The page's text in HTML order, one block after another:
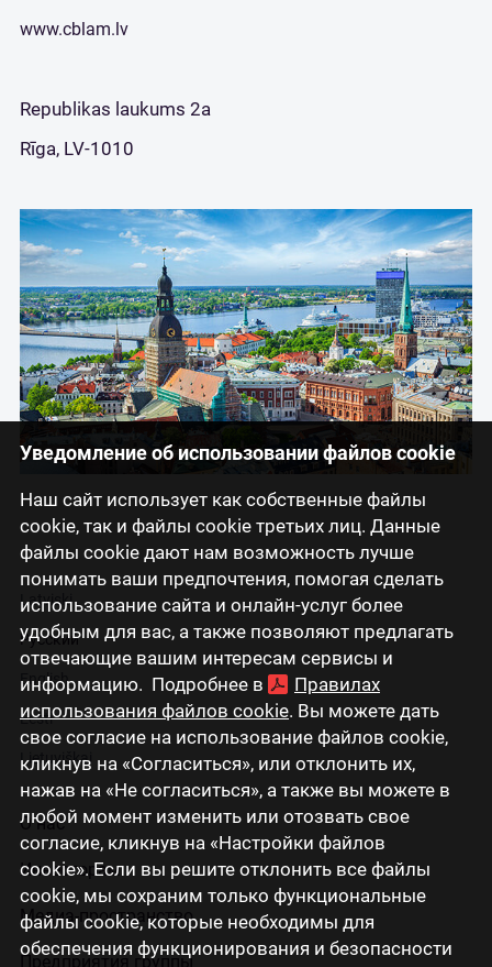
Уведомление об использовании файлов cookie
Наш сайт использует как собственные файлы
cookie, так и файлы cookie третьих лиц. Данные
файлы cookie дают нам возможность лучше
понимать ваши предпочтения, помогая сделать
использование сайта и онлайн-услуг более
удобным для вас, а также позволяют предлагать
отвечающие вашим интересам сервисы и
информацию. Подробнее в
Правилах
использования файлов cookie. Вы можете дать
свое согласие на использование файлов cookie,
кликнув на «Согласиться», или отклонить их,
нажав на «Не согласиться», а также вы можете в
любой момент изменить или отозвать свое
согласие, кликнув на «Настройки файлов
cookie». Если вы решите отклонить все файлы
cookie, мы сохраним только функциональные
файлы cookie, которые необходимы для
обеспечения функционирования и безопасности
www.cblam.lv
Republikas laukums 2a
Rīga, LV-1010
Latviski
Русский
English
Eesti
Lietuviškai
О нас
Инвесторам
Медиа-пространство
Предприятия группы